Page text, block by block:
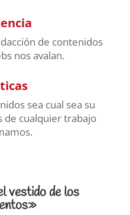
de contenidos
nos avalan.
sea cual sea su
de cualquier trabajo
vestido de los